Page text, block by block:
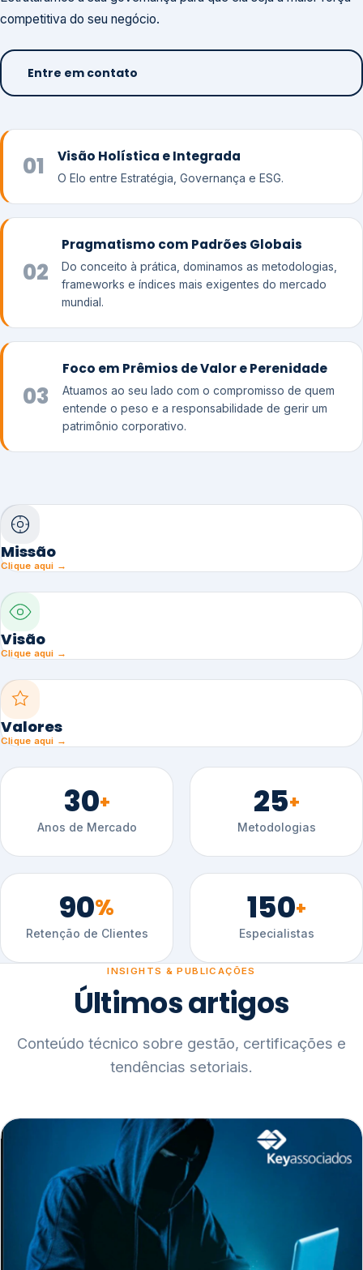
competitiva do seu negócio.
Entre em contato
01 Visão Holística e Integrada
O Elo entre Estratégia, Governança e ESG.
02
Pragmatismo com Padrões Globais
Do conceito à prática, dominamos as metodologias,
frameworks e índices mais exigentes do mercado
mundial.
03
Foco em Prêmios de Valor e Perenidade
Atuamos ao seu lado com o compromisso de quem
entende o peso e a responsabilidade de gerir um
patrimônio corporativo.
Missão
Clique aqui →
Visão
Clique aqui →
Valores
Clique aqui →
30+
Anos de Mercado
25+
Metodologias
90%
Retenção de Clientes
150+
Especialistas
INSIGHTS & PUBLICAÇÕES
Últimos artigos
Conteúdo técnico sobre gestão, certificações e
tendências setoriais.